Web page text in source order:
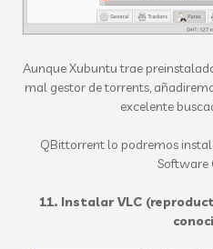
Aunque Xubuntu trae
mal gestor de torrents,
excelente
QBittorrent lo podremos
Software
11. Instalar VLC